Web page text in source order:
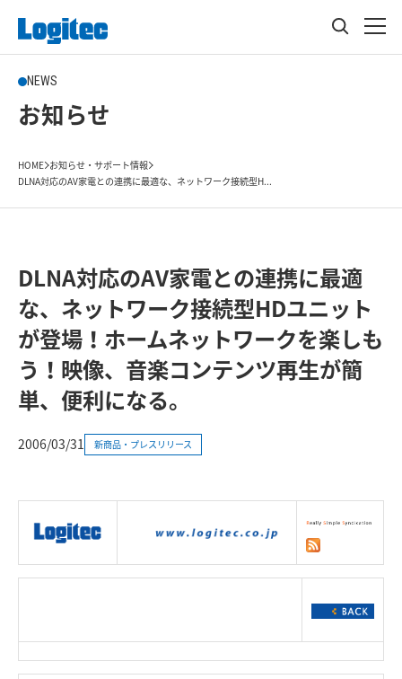
NEWS
お知らせ
HOME お知らせ・サポート情報
DLNA対応のAV家電との連携に最適な、ネットワーク接続型H...
DLNA対応のAV家電との連携に最適
な、ネットワーク接続型HDユニット
が登場！ホームネットワークを楽しも
う！映像、音楽コンテンツ再生が簡
単、便利になる。
2006/03/31 新商品・プレスリリース